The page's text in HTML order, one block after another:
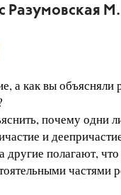
Разумовская
а как вы объясняли
почему одни
и
другие полагают, что
частями